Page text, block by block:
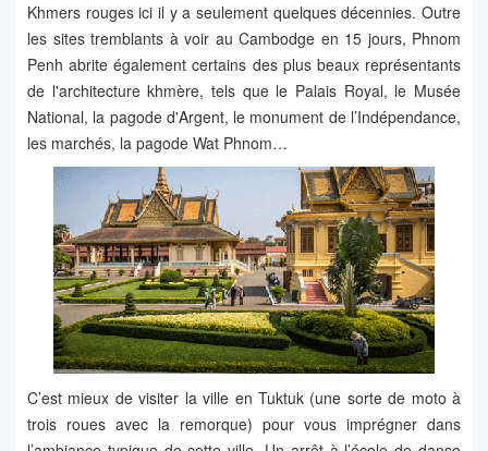
Khmers rouges ici il y a seulement quelques décennies. Outre
les sites tremblants à voir au Cambodge en 15 jours, Phnom
Penh abrite également certains des plus beaux représentants
de l'architecture khmère, tels que le Palais Royal, le Musée
National, la pagode d'Argent, le monument de l’Indépendance,
les marchés, la pagode Wat Phnom…
C’est mieux de visiter la ville en Tuktuk (une sorte de moto à
trois roues avec la remorque) pour vous imprégner dans